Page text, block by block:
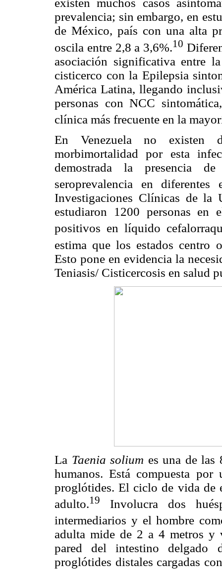
existen muchos casos
prevalencia; sin embargo, en
de México, país con una alta
oscila entre 2,8 a 3,6%.10
asociación significativa entre
cisticerco con la Epilepsia
América Latina, llegando
personas con NCC
clínica más frecuente en la
En Venezuela no existen
morbimortalidad por esta
demostrada la presencia
seroprevalencia en diferentes
Investigaciones Clínicas de la
estudiaron 1200 personas en
positivos en líquido
estima que los estados centro
Esto pone en evidencia la
Teniasis/ Cisticercosis en salud
La Taenia solium es una de las
humanos. Está compuesta
proglótides. El ciclo de vida de
adulto.19
Involucra dos
intermediarios y el hombre
adulta mide de 2 a 4 metros y
pared del intestino delgado
proglótides distales cargadas